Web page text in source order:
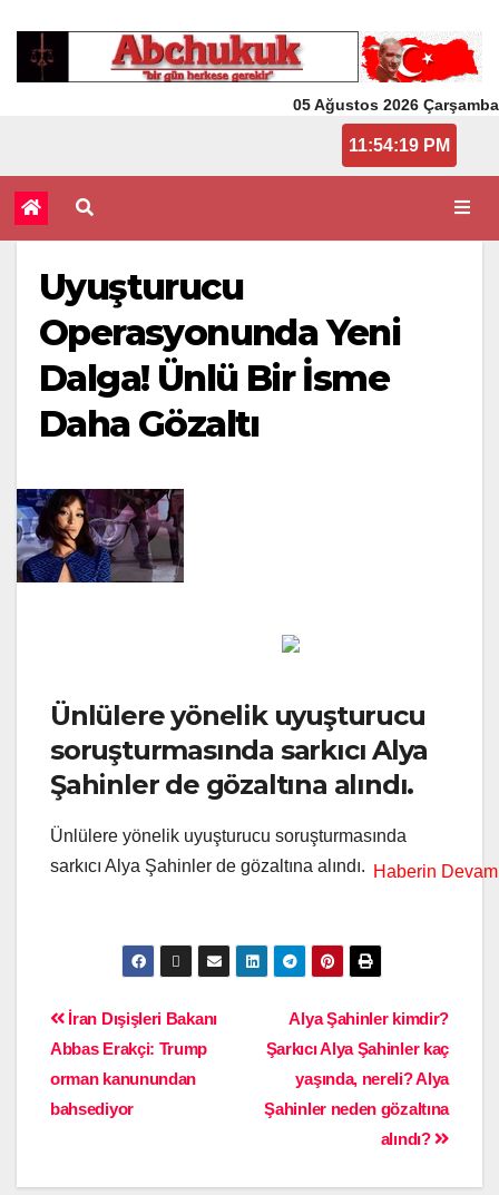
05 Ağustos 2026 Çarşamba
11:54:19 PM
Uyuşturucu
Operasyonunda Yeni
Dalga! Ünlü Bir İsme
Daha Gözaltı
Ünlülere yönelik uyuşturucu
soruşturmasında sarkıcı Alya
Şahinler de gözaltına alındı.
Ünlülere yönelik uyuşturucu soruşturmasında
sarkıcı Alya Şahinler de gözaltına alındı.
Alya Şahinler kimdir?
Şarkıcı Alya Şahinler kaç
yaşında, nereli? Alya
Şahinler neden gözaltına
alındı?
İran Dışişleri Bakanı
Abbas Erakçi: Trump
orman kanunundan
bahsediyor